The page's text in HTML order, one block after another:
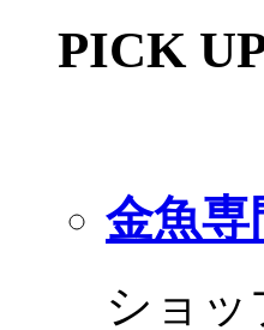
PICK
金魚専
ショッ